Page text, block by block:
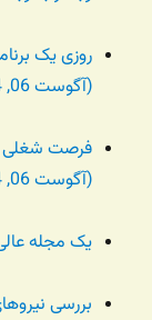
روزی یک
(آگوست 06, 2014)
فرصت شغلی
(آگوست 06, 2014)
یک مجله عالی